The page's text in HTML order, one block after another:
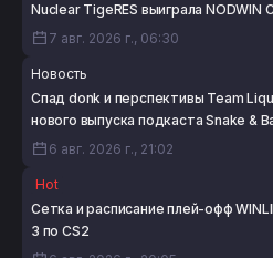
Nuclear TigeRES выиграла NODWIN
7 авг. 2026 г., 06:30
Новость
Спад donk и перспективы Team
нового выпуска подкаста Snake &
6 авг. 2026 г., 21:02
Hot
Сетка и расписание плей-офф
3 по CS2